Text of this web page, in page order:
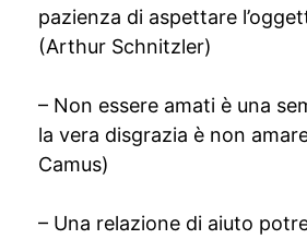
pazienza di aspettare
(Arthur Schnitzler)
– Non essere amati è una
la vera disgrazia è non
Camus)
– Una relazione di aiuto